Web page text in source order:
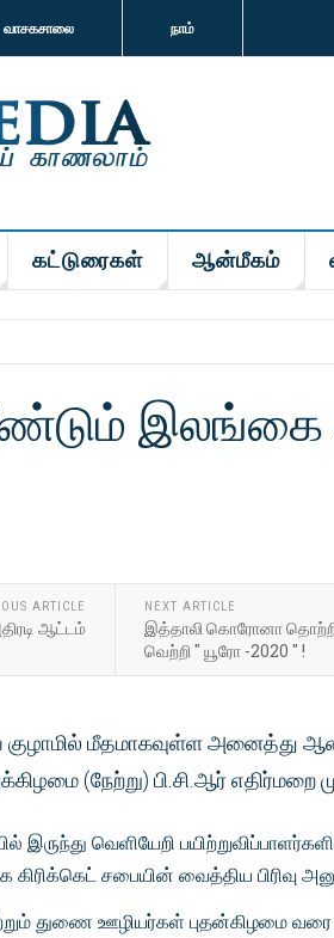
வாசகசாலை நாம்
கட்டுரைகள் ஆன்மீகம்
ARTICLE
ஆட்டம்
NEXT ARTICLE
இத்தாலி கொரோனா தொற்றின்
வெற்றி " யூரோ -2020 " !
மீதமாகவுள்ள அனைத்து
(நேற்று) பி.சி.ஆர் எதிர்மறை
இருந்து வெளியேறி
சபையின் வைத்திய பிரிவு
துணை ஊழியர்கள் புதன்கிழமை